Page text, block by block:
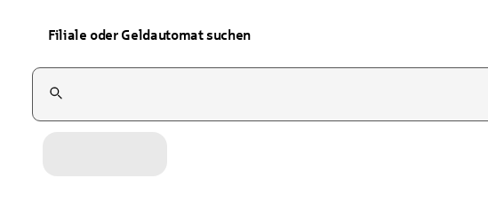
Filiale oder Geldautomat suchen
Suchfeld